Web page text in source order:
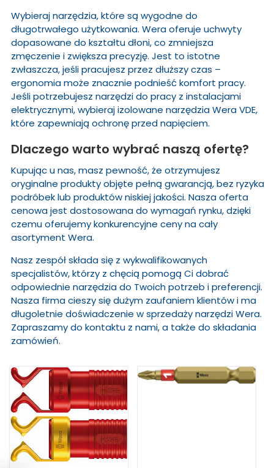
Wybieraj narzędzia, które są wygodne do
długotrwałego użytkowania. Wera oferuje uchwyty
dopasowane do kształtu dłoni, co zmniejsza
zmęczenie i zwiększa precyzję. Jest to istotne
zwłaszcza, jeśli pracujesz przez dłuższy czas –
ergonomia może znacznie podnieść komfort pracy.
Jeśli potrzebujesz narzędzi do pracy z instalacjami
elektrycznymi, wybieraj izolowane narzędzia Wera VDE,
które zapewniają ochronę przed napięciem.
Dlaczego warto wybrać naszą ofertę?
Kupując u nas, masz pewność, że otrzymujesz
oryginalne produkty objęte pełną gwarancją, bez ryzyka
podróbek lub produktów niskiej jakości. Nasza oferta
cenowa jest dostosowana do wymagań rynku, dzięki
czemu oferujemy konkurencyjne ceny na cały
asortyment Wera.
Nasz zespół składa się z wykwalifikowanych
specjalistów, którzy z chęcią pomogą Ci dobrać
odpowiednie narzędzia do Twoich potrzeb i preferencji.
Nasza firma cieszy się dużym zaufaniem klientów i ma
długoletnie doświadczenie w sprzedaży narzędzi Wera.
Zapraszamy do kontaktu z nami, a także do składania
zamówień.